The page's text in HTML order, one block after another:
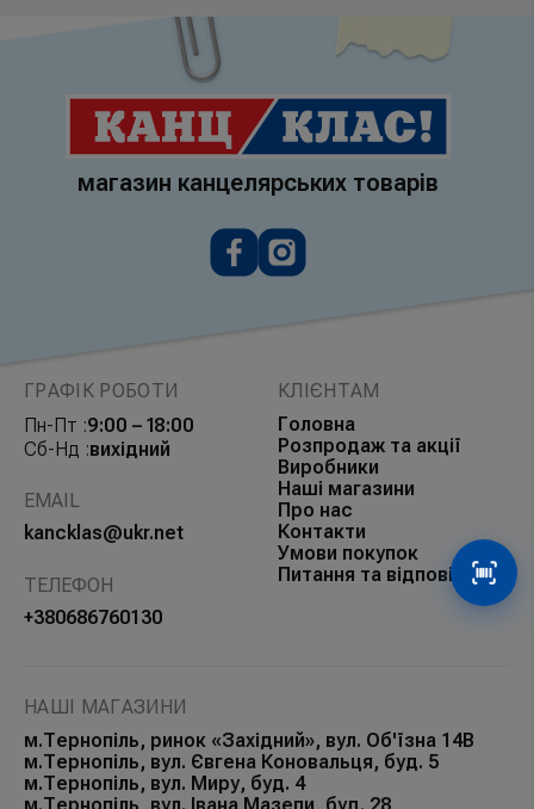
магазин канцелярських товарів
ГРАФІК РОБОТИ
Пн-Пт :9:00 – 18:00
Сб-Нд :вихідний
EMAIL
kancklas@ukr.net
ТЕЛЕФОН
+380686760130
КЛІЄНТАМ
Головна
Розпродаж та акції
Виробники
Наші магазини
Про нас
Контакти
Умови покупок
Питання та відповіді
НАШІ МАГАЗИНИ
м.Тернопіль, ринок «Західний», вул. Об'їзна 14В
м.Тернопіль, вул. Євгена Коновальця, буд. 5
м.Тернопіль, вул. Миру, буд. 4